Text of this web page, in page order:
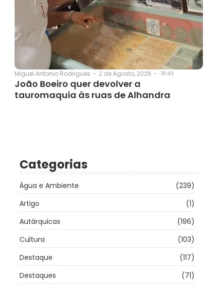
Miguel Antonio Rodrigues - 2 de Agosto, 2026 - 18:43
João Boeiro quer devolver a
tauromaquia às ruas de Alhandra
Categorias
Água e Ambiente
(239)
Artigo
(1)
Autárquicas
(196)
Cultura
(103)
Destaque
(117)
Destaques
(71)